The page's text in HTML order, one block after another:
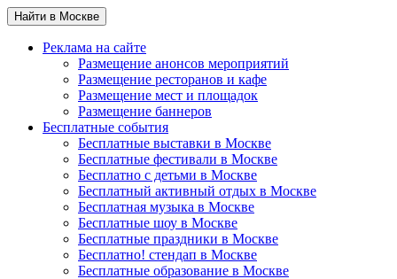
Найти в Москве
Реклама на сайте
Размещение анонсов мероприятий
Размещение ресторанов и кафе
Размещение мест и площадок
Размещение баннеров
Бесплатные события
Бесплатные выставки в Москве
Бесплатные фестивали в Москве
Бесплатно с детьми в Москве
Бесплатный активный отдых в Москве
Бесплатная музыка в Москве
Бесплатные шоу в Москве
Бесплатные праздники в Москве
Бесплатно! стендап в Москве
Бесплатные образование в Москве